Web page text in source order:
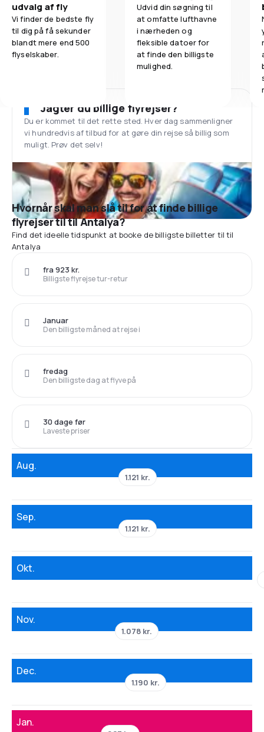
udvalg af fly
Vi finder de bedste fly
til dig på få sekunder
blandt mere end 500
flyselskaber.
Udvid din søgning til
at omfatte lufthavne
i nærheden og
fleksible datoer for
at finde den billigste
mulighed.
Jagter du billige flyrejser?
Du er kommet til det rette sted. Hver dag sammenligner
vi hundredvis af tilbud for at gøre din rejse så billig som
muligt. Prøv det selv!
Hvornår skal man slå til for at finde billige
flyrejser til til Antalya?
Find det ideelle tidspunkt at booke de billigste billetter til til
Antalya
Billigste flyrejse tur-retur
fra 923 kr.
Den billigste måned at rejse i
Januar
Den billigste dag at flyve på
fredag
Laveste priser
30 dage før
Aug.
1.121 kr.
Sep.
1.121 kr.
Okt.
Nov.
1.078 kr.
Dec.
1.190 kr.
Jan.